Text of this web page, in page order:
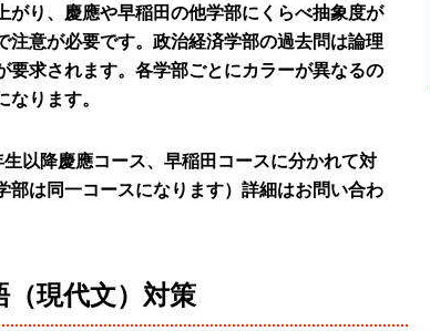
がり、慶應や早稲田の他学部にくらべ抽象度が
注意が必要です。政治経済学部の過去問は論理
要求されます。各学部ごとにカラーが異なるの
ります。
以降慶應コース、早稲田コースに分かれて対
部は同一コースになります）詳細はお問い合わ
（現代文）対策